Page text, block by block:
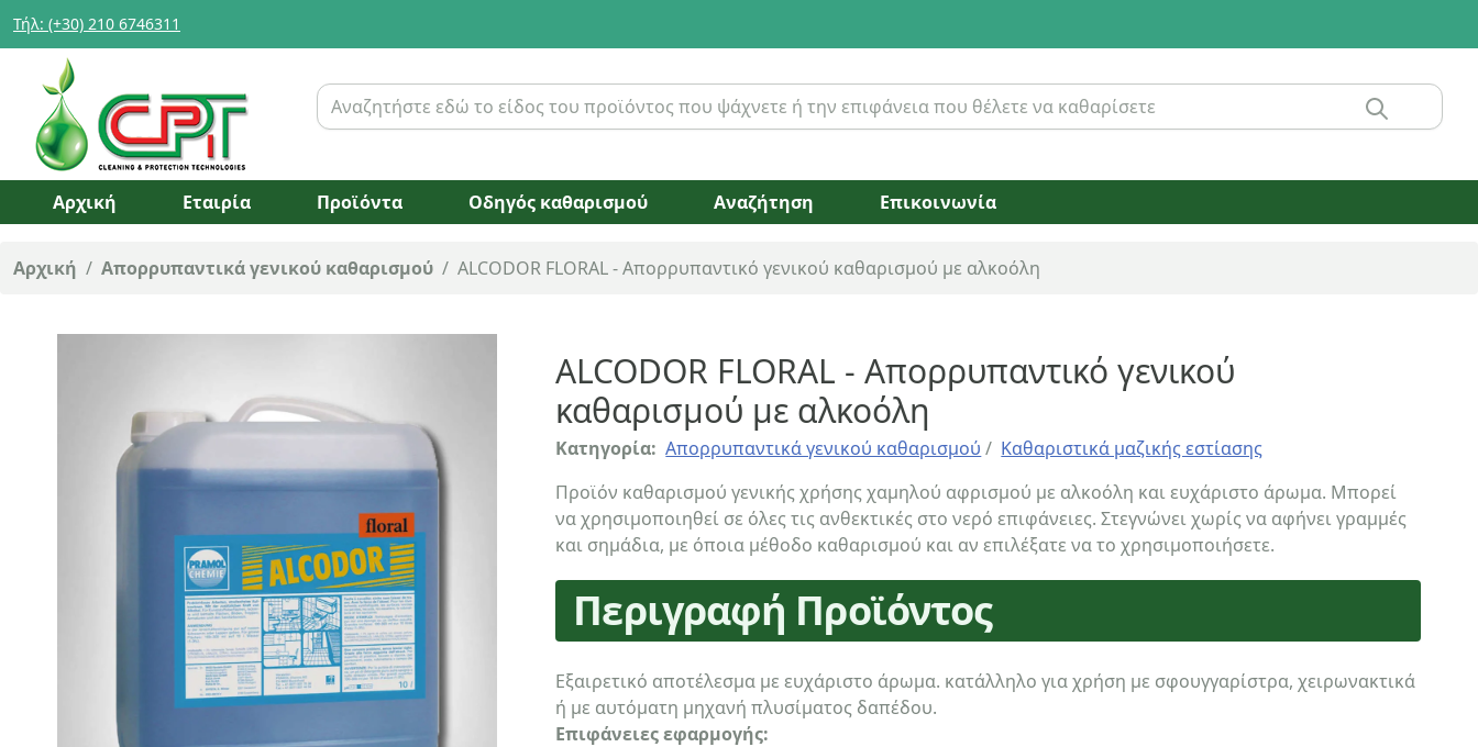
Τήλ: (+30) 210 6746311
Αρχική Εταιρία Προϊόντα Οδηγός καθαρισμού Αναζήτηση Επικοινωνία
Αρχική / Απορρυπαντικά γενικού καθαρισμού / ALCODOR FLORAL - Απορρυπαντικό γενικού καθαρισμού με αλκοόλη
ALCODOR FLORAL - Απορρυπαντικό γενικού
καθαρισμού με αλκοόλη
Κατηγορία: Απορρυπαντικά γενικού καθαρισμού / Καθαριστικά μαζικής εστίασης
Προϊόν καθαρισμού γενικής χρήσης χαμηλού αφρισμού με αλκοόλη και ευχάριστο άρωμα. Μπορεί
να χρησιμοποιηθεί σε όλες τις ανθεκτικές στο νερό επιφάνειες. Στεγνώνει χωρίς να αφήνει γραμμές
και σημάδια, με όποια μέθοδο καθαρισμού και αν επιλέξατε να το χρησιμοποιήσετε.
Περιγραφή Προϊόντος
Εξαιρετικό αποτέλεσμα με ευχάριστο άρωμα. κατάλληλο για χρήση με σφουγγαρίστρα, χειρωνακτικά
ή με αυτόματη μηχανή πλυσίματος δαπέδου.
Επιφάνειες εφαρμογής: